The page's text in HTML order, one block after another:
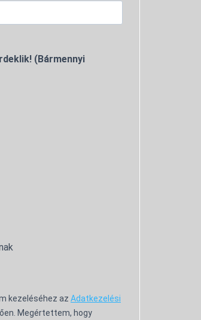
(Bármennyi
kezeléséhez az Adatkezelési
Megértettem, hogy